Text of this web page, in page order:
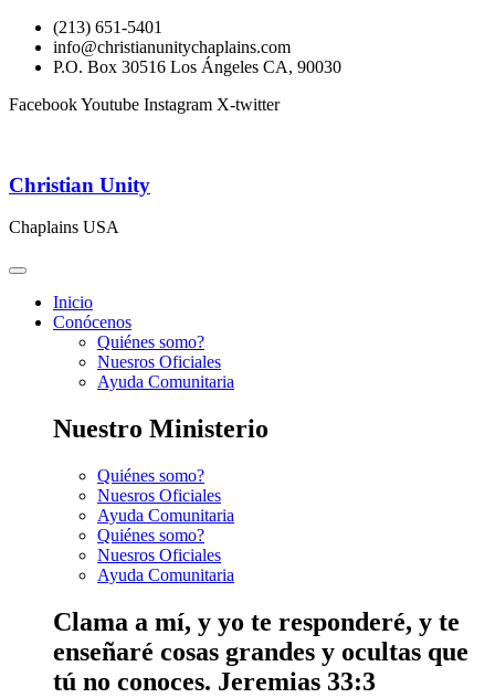
(213) 651-5401
info@christianunitychaplains.com
P.O. Box 30516 Los Ángeles CA, 90030
FacebookYoutube Instagram X-twitter
Christian Unity
Chaplains USA
Inicio
Conócenos
Quiénes somo?
Nuesros Oficiales
Ayuda Comunitaria
Nuestro Ministerio
Quiénes somo?
Nuesros Oficiales
Ayuda Comunitaria
Quiénes somo?
Nuesros Oficiales
Ayuda Comunitaria
Clama a mí, y yo te responderé, y te
enseñaré cosas grandes y ocultas que
tú no conoces. Jeremias 33:3